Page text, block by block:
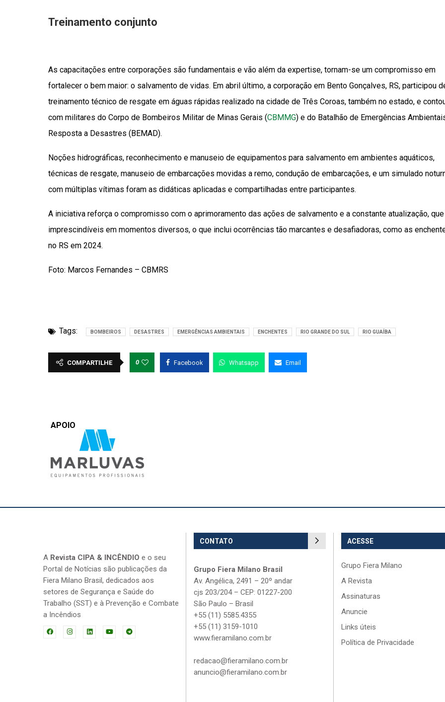
Treinamento conjunto
As capacitações entre corporações são fundamentais e vão além da expertise, tornam-se um compromisso em
fortalecer o bem maior: o salvamento de vidas. Em abril último, a corporação em Bento Gonçalves, RS, participou
treinamento técnico de resgate em águas rápidas realizado na cidade de Três Coroas, também no estado, e
com militares do Corpo de Bombeiros Militar de Minas Gerais (CBMMG) e do Batalhão de Emergências
Resposta a Desastres (BEMAD).
Noções hidrográficas, reconhecimento e manuseio de equipamentos para salvamento em ambientes aquáticos,
técnicas de resgate, manuseio de embarcações movidas a remo, condução de embarcações, e um simulado
com múltiplas vítimas foram as didáticas aplicadas e compartilhadas entre participantes.
A iniciativa reforça o compromisso com o aprimoramento das ações de salvamento e a constante atualização,
imprescindíveis em momentos diversos, o que inclui ocorrências tão marcantes e desafiadoras, como as
no RS em 2024.
Foto: Marcos Fernandes – CBMRS
Tags: BOMBEIROS DESASTRES EMERGÊNCIAS AMBIENTAIS ENCHENTES RIO GRANDE DO SUL RIO GUAÍBA
COMPARTILHE 0 Facebook Whatsapp Email
APOIO
A Revista CIPA & INCÊNDIO e o seu
Portal de Notícias são publicações da
Fiera Milano Brasil, dedicados aos
setores de Segurança e Saúde do
Trabalho (SST) e à Prevenção e Combate
a Incêndios
CONTATO
Grupo Fiera Milano Brasil
Av. Angélica, 2491 – 20º andar
cjs 203/204 – CEP: 01227-200
São Paulo – Brasil
+55 (11) 5585.4355
+55 (11) 3159-1010
www.fieramilano.com.br
redacao@fieramilano.com.br
anuncio@fieramilano.com.br
ACESSE
Grupo Fiera Milano
A Revista
Assinaturas
Anuncie
Links úteis
Política de Privacidade